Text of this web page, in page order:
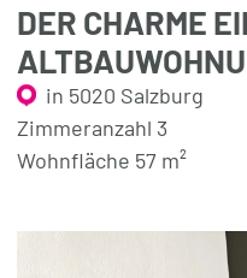
DER CHARME
in 5020 Salzburg
Zimmeranzahl 3
Wohnfläche 57 m²